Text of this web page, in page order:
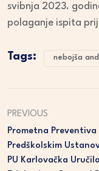
svibnja 2023.
polaganje ispita
Tags: nebojša
PREVIOUS
Prometna Preventiva
Predškolskim
PU Karlovačka